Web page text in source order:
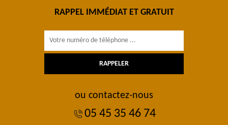
RAPPEL IMMÉDIAT ET GRATUIT
ou contactez-nous
05 45 35 46 74